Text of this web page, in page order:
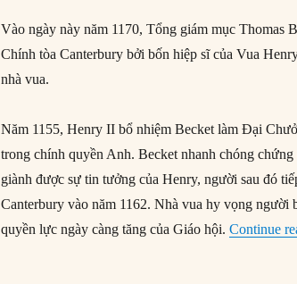
Vào ngày này năm 1170, Tổng giám mục Thomas
Chính tòa Canterbury bởi bốn hiệp sĩ của Vua
nhà vua.
Năm 1155, Henry II bổ nhiệm Becket làm Đại
trong chính quyền Anh. Becket nhanh chóng
giành được sự tin tưởng của Henry, người sau đó
Canterbury vào năm 1162. Nhà vua hy vọng người
quyền lực ngày càng tăng của Giáo hội.Continue